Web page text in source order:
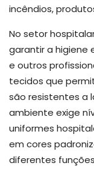
incêndios,
No setor
garantir a higiene
e outros
tecidos que
são resistentes a
ambiente exige
uniformes
em cores
diferentes